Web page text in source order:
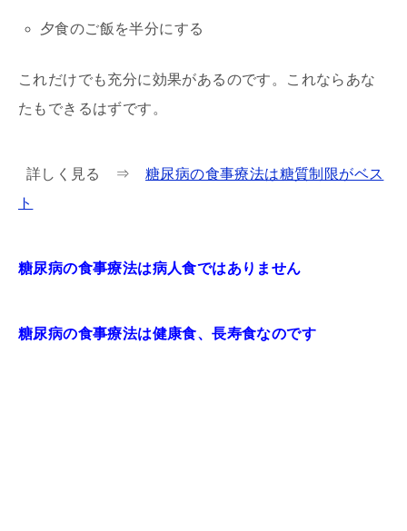
夕食のご飯を半分にする
これだけでも充分に効果があるのです。これならあな
たもできるはずです。
詳しく見る ⇒ 糖尿病の食事療法は糖質制限がベス
ト
糖尿病の食事療法は病人食ではありません
糖尿病の食事療法は健康食、長寿食なのです